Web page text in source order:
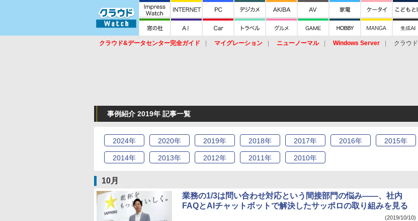
クラウド&データセンター完全ガイド マイグレーション ニューノーマル Windows Server クラウド
事例紹介 2019年 記事一覧
2024年 2020年 2019年 2018年 2017年 2016年 2015年
2014年 2013年 2012年 2011年 2010年
10月
業務の1/3は問い合わせ対応という間接部門の悩み――、社内
FAQとAIチャットボットで解決したサッポロの取り組みを見る
(2019/10/10)